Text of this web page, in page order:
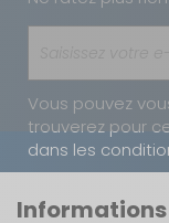
Vous pouvez
trouverez pour
dans les
Informations